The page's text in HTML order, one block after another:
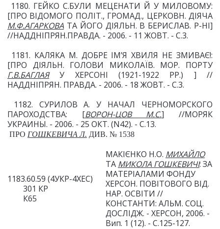
1180. ГЕЙКО С.БУЛИ МЕЦЕНАТИ Й У МИЛОВОМУ:
[ПРО ВІДОМОГО ПОЛІТ., ГРОМАД., ЦЕРКОВН. ДІЯЧА
М.Ф.АГАРКОВА ТА ЙОГО ДІЯЛЬН. В БЕРИСЛАВ. Р-НІ]
//НАДДНІПРЯН.ПРАВДА. - 2006. - 11 ЖОВТ. - С.3.
1181. КАЛЯКА М. ДОБРЕ ІМ’Я ХВИЛЯ НЕ ЗМИВАЄ!:
[ПРО ДІЯЛЬН. ГОЛОВИ МИКОЛАЇВ. МОР. ПОРТУ
Г.В.БАГЛАЯУ ХЕРСОНІ (1921-1922 РР.) ] //
НАДДНІПРЯН. ПРАВДА. - 2006. - 18 ЖОВТ. - С.3.
1182. СУРИЛОВ А. У НАЧАЛ ЧЕРНОМОРСКОГО
ПАРОХОДСТВА: [ВОРОН-ЦОВ М.С.] //МОРЯК
УКРАИНЫ. - 2006. - 25 ОКТ. (N42). - С.13.
ПРО ГОШКЕВИЧА Л. ДИВ. № 1538
1183.60.59 (4УКР-4ХЕС)
301 КР
К65
МАКІЄНКО Н.О. МИХАЙЛО
ТА МИКОЛА ГОШКЕВИЧІ: ЗА
МАТЕРІАЛАМИ ФОНДУ
ХЕРСОН. ПОВІТОВОГО ВІД.
НАР. ОСВІТИ //
КОНСТАНТИ: АЛЬМ. СОЦ.
ДОСЛІДЖ. - ХЕРСОН, 2006. -
Вип. 1 (12). - С.125-127.